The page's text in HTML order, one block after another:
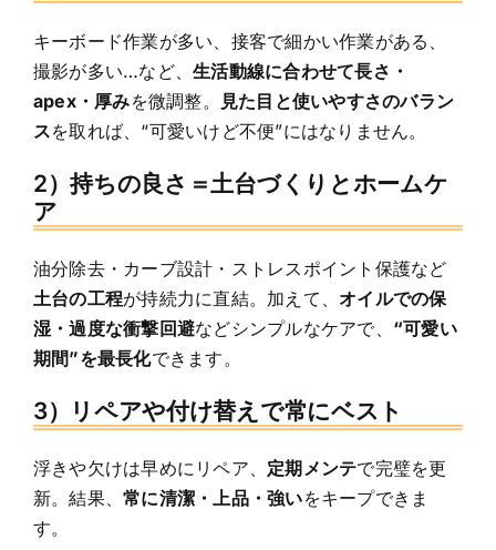
キーボード作業が多い、接客で細かい作業がある、
撮影が多い…など、生活動線に合わせて長さ・
apex・厚みを微調整。
見た目と使いやすさのバラン
スを取れば、“可愛いけど不便”にはなりません。
2）持ちの良さ＝土台づくりとホームケ
ア
油分除去・カーブ設計・ストレスポイント保護など
土台の工程が持続力に直結。加えて、 オイルでの保
湿・過度な衝撃回避などシンプルなケアで、 “可愛い
期間”を最長化できます。
3）リペアや付け替えで常にベスト
浮きや欠けは早めにリペア、 定期メンテで完璧を更
新。結果、常に清潔・上品・強いをキープできま
す。